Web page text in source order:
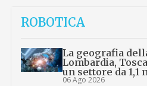
ROBOTICA
La geografia
Lombardia,
un settore da 1,1
06 Ago 2026